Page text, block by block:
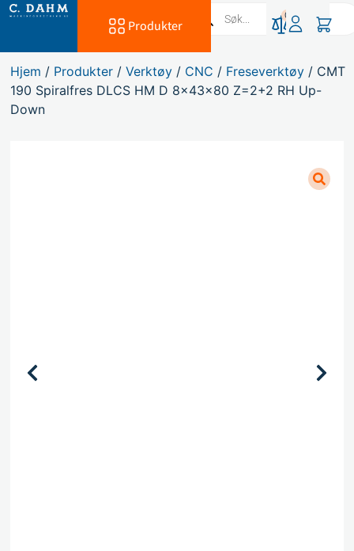
Produkter
0
Hjem / Produkter /Verktøy / CNC / Freseverktøy / CMT
190 Spiralfres DLCS HM D 8x43x80 Z=2+2 RH Up-
Down